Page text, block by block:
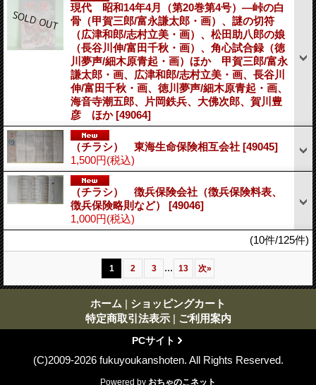
現代 昭和14年4月（第20巻第4号）―峠の白
骨（甲賀三郎/富永謙太郎・画）、謎の切符
（広津和郎/志村立美・画）、松田助八郎の娘
（長谷川伸/富田千秋・画）、角心試合録（徳
川夢声/細木原青起・画）ほか 甲賀三郎/富永
謙太郎・画、広津和郎/志村立美・画、長谷川
伸/富田千秋・画、徳川夢声/細木原青起・画、
海音寺潮五郎、片岡鉄兵、大佛次郎、賀川豊
彦 ほか[49064]
（チラシ） 東海生命保険相互会社 [49045]
1,500円(税込)
（チラシ） 徴兵保険会社（徴兵保険料表、
徴兵保険略則など） [49046]
1,000円(税込)
(10件/125件)
1 2 3 ... 13 次»
ホーム | ショッピングカート
特定商取引法表示 | ご利用案内
PCサイト
(C)2009-2026 fukuyoukanshoten. All Rights Reserved.
Powered by おちゃのこネット